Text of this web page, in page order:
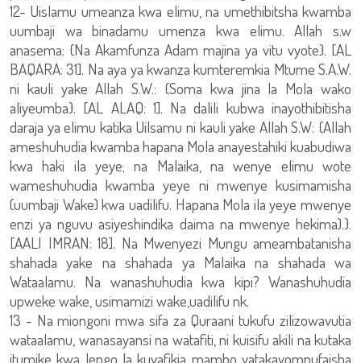
12- Uislamu umeanza kwa elimu, na umethibitsha kwamba
uumbaji wa binadamu umenza kwa elimu. Allah s.w
anasema: {Na Akamfunza Adam majina ya vitu vyote}. [AL
BAQARA: 31]. Na aya ya kwanza kumteremkia Mtume S.A.W.
ni kauli yake Allah S.W.: {Soma kwa jina la Mola wako
aliyeumba}. [AL ALAQ: 1]. Na dalili kubwa inayothibitisha
daraja ya elimu katika Uilsamu ni kauli yake Allah S.W: {Allah
ameshuhudia kwamba hapana Mola anayestahiki kuabudiwa
kwa haki ila yeye; na Malaika, na wenye elimu wote
wameshuhudia kwamba yeye ni mwenye kusimamisha
(uumbaji Wake) kwa uadilifu. Hapana Mola ila yeye mwenye
enzi ya nguvu asiyeshindika daima na mwenye hekima).}.
[AALI IMRAN: 18]. Na Mwenyezi Mungu ameambatanisha
shahada yake na shahada ya Malaika na shahada wa
Wataalamu. Na wanashuhudia kwa kipi? Wanashuhudia
upweke wake, usimamizi wake,uadilifu nk.
13 - Na miongoni mwa sifa za Quraani tukufu zilizowavutia
wataalamu, wanasayansi na watafiti, ni kuisifu akili na kutaka
itumike kwa lengo la kuyafikia mambo yatakayomnufaisha